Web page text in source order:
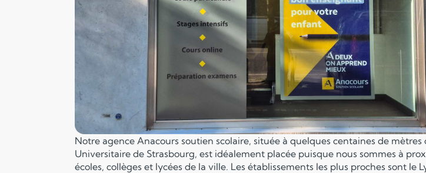
Notre agence Anacours soutien scolaire, située à quelques centaines de mètres
Universitaire de Strasbourg, est idéalement placée puisque nous sommes à
écoles, collèges et lycées de la ville. Les établissements les plus proches sont le